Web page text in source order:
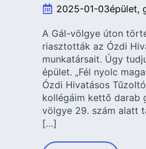
2025-01-03épület
A Gál-völgye úton
riasztották az Ózdi
munkatársait. Úgy
épület. „Fél nyolc
Ózdi Hivatásos
kollégáim kettő darab
völgye 29. szám alatt
[…]